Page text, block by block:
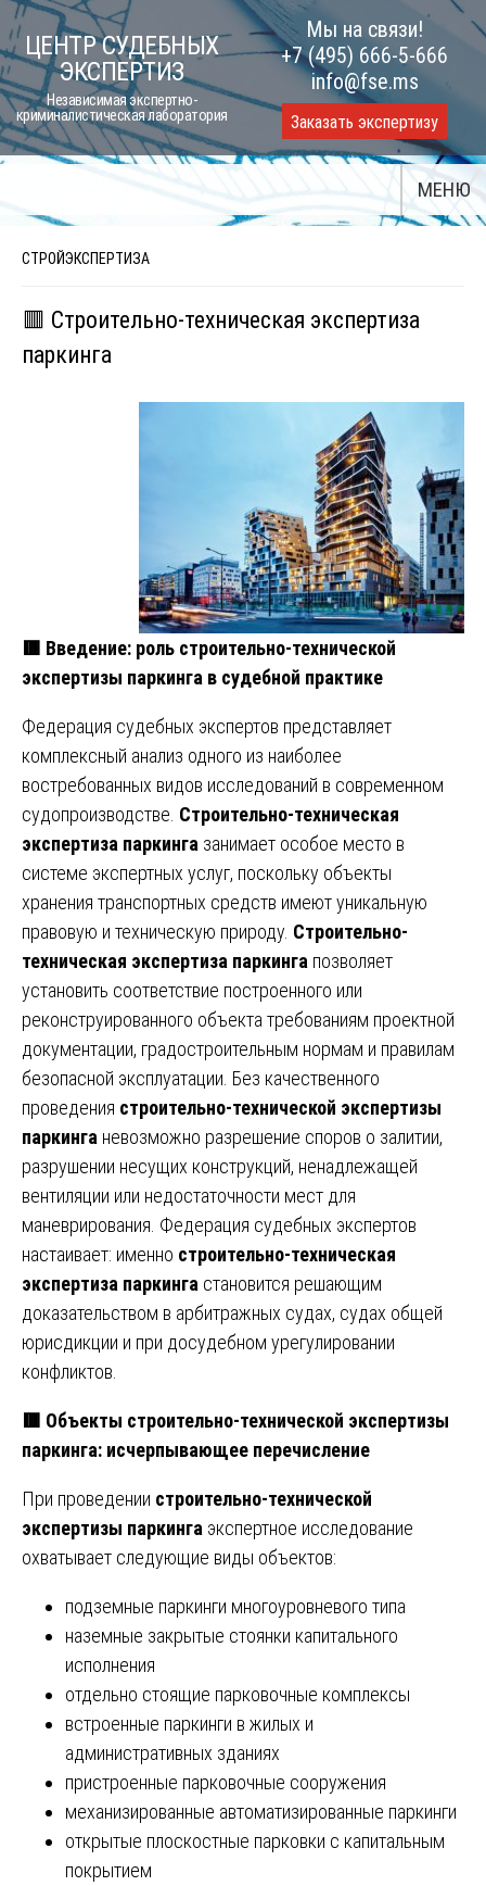
Skip
to
content
ЦЕНТР СУДЕБНЫХ
ЭКСПЕРТИЗ
Независимая экспертно-
криминалистическая лаборатория
Мы на связи!
+7 (495) 666-5-666
info@fse.ms
Заказать экспертизу
МЕНЮ
СТРОЙЭКСПЕРТИЗА
🟥 Строительно-техническая экспертиза
паркинга
🟥 Введение: роль строительно-технической
экспертизы паркинга в судебной практике
Федерация судебных экспертов представляет
комплексный анализ одного из наиболее
востребованных видов исследований в современном
судопроизводстве. Строительно-техническая
экспертиза паркинга занимает особое место в
системе экспертных услуг, поскольку объекты
хранения транспортных средств имеют уникальную
правовую и техническую природу. Строительно-
техническая экспертиза паркинга позволяет
установить соответствие построенного или
реконструированного объекта требованиям проектной
документации, градостроительным нормам и правилам
безопасной эксплуатации. Без качественного
проведения строительно-технической экспертизы
паркинга невозможно разрешение споров о залитии,
разрушении несущих конструкций, ненадлежащей
вентиляции или недостаточности мест для
маневрирования. Федерация судебных экспертов
настаивает: именно строительно-техническая
экспертиза паркинга становится решающим
доказательством в арбитражных судах, судах общей
юрисдикции и при досудебном урегулировании
конфликтов.
🟥 Объекты строительно-технической экспертизы
паркинга: исчерпывающее перечисление
При проведении строительно-технической
экспертизы паркинга экспертное исследование
охватывает следующие виды объектов:
подземные паркинги многоуровневого типа
наземные закрытые стоянки капитального
исполнения
отдельно стоящие парковочные комплексы
встроенные паркинги в жилых и
административных зданиях
пристроенные парковочные сооружения
механизированные автоматизированные паркинги
открытые плоскостные парковки с капитальным
покрытием